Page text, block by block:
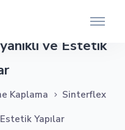
ve Estetik
Kaplama
Sinterflex
Yapılar